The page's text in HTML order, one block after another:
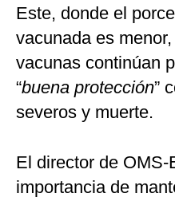
Este, donde el
vacunada es
vacunas continúan
“buena protección”
severos y muerte.
El director de
importancia de